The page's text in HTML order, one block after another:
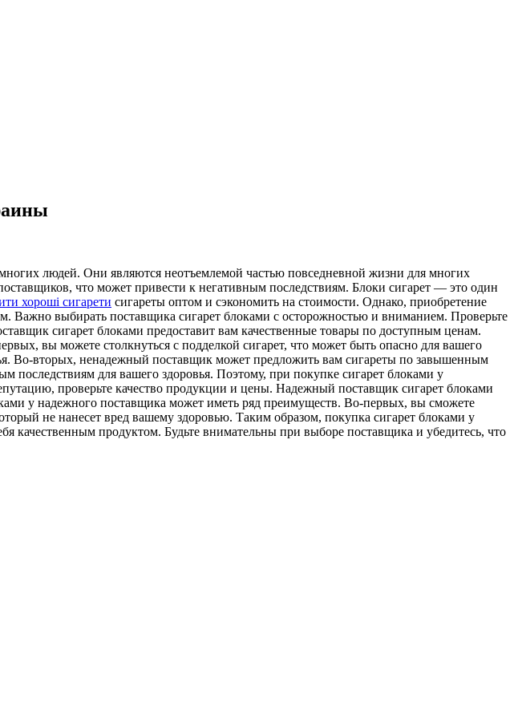
людей. Они являются неотъемлемой частью повседневной жизни для многих
что может привести к негативным последствиям. Блоки сигарет — это один
хороші сигарети сигареты оптом и сэкономить на стоимости. Однако, приобретение
Важно выбирать поставщика сигарет блоками с осторожностью и вниманием. Проверьте
сигарет блоками предоставит вам качественные товары по доступным ценам.
вы можете столкнуться с подделкой сигарет, что может быть опасно для вашего
Во-вторых, ненадежный поставщик может предложить вам сигареты по завышенным
последствиям для вашего здоровья. Поэтому, при покупке сигарет блоками у
проверьте качество продукции и цены. Надежный поставщик сигарет блоками
у надежного поставщика может иметь ряд преимуществ. Во-первых, вы сможете
не нанесет вред вашему здоровью. Таким образом, покупка сигарет блоками у
продуктом. Будьте внимательны при выборе поставщика и убедитесь, что